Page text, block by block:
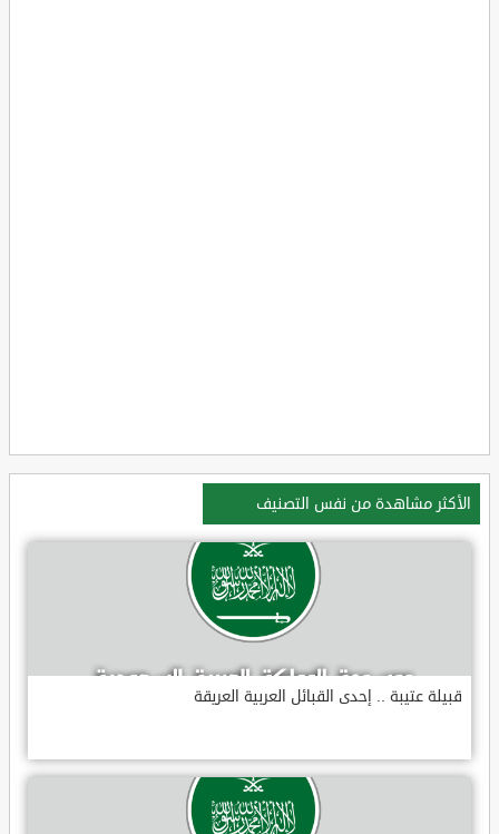
الأكثر مشاهدة من نفس التصنيف
قبيلة عتيبة .. إحدى القبائل العربية العريقة